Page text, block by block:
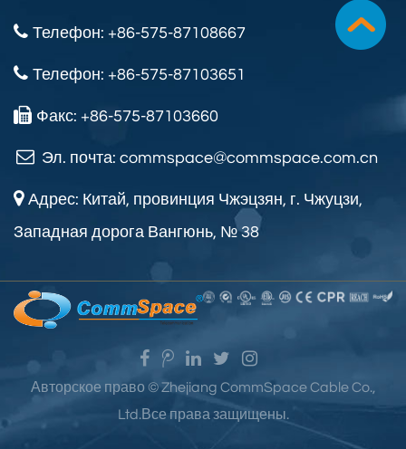
Телефон: +86-575-87108667
Телефон: +86-575-87103651
Факс: +86-575-87103660
Эл. почта: commspace@commspace.com.cn
Адрес: Китай, провинция Чжэцзян, г. Чжуцзи,
Западная дорога Вангюнь, № 38
Авторское право ©Zhejiang CommSpace Cable Co.,
Ltd.Все права защищены.